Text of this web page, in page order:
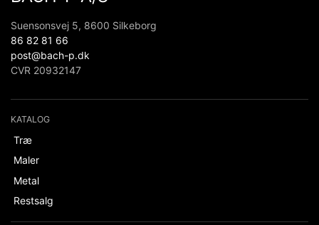
Suensonsvej 5, 8600 Silkeborg
86 82 81 66
post@bach-p.dk
CVR 20932147
KATALOG
Træ
Maler
Metal
Restsalg